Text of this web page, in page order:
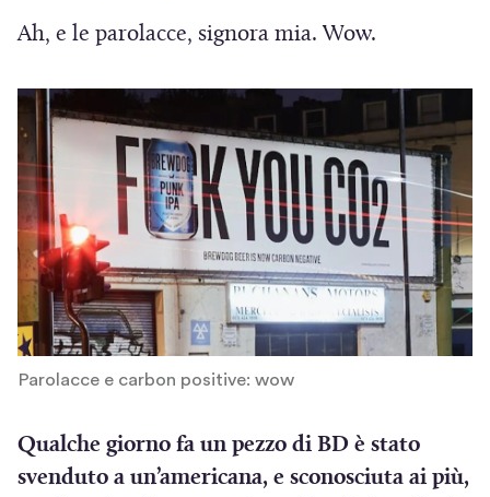
s
t
a
)
Ah, e le parolacce, signora mia. Wow.
Parolacce e carbon positive: wow
Qualche giorno fa un pezzo di BD è stato
svenduto a un’americana, e sconosciuta ai più,